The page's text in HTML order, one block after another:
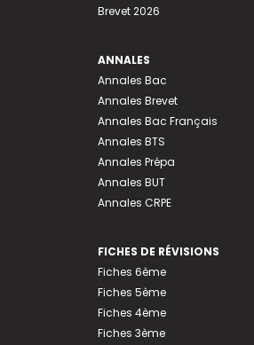
Brevet 2026
ANNALES
Annales Bac
Annales Brevet
Annales Bac Français
Annales BTS
Annales Prépa
Annales BUT
Annales CRPE
FICHES DE RÉVISIONS
Fiches 6ème
Fiches 5ème
Fiches 4ème
Fiches 3ème